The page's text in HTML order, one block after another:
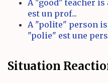
A "good" teacher is
est un prof...
A "polite" person is
"polie" est une
Situation